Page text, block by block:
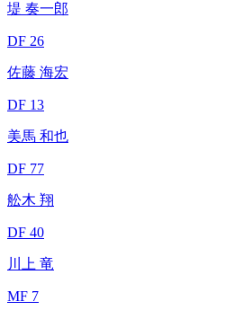
堤 奏一郎
DF 26
佐藤 海宏
DF 13
美馬 和也
DF 77
舩木 翔
DF 40
川上 竜
MF 7